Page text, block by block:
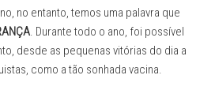
no entanto, temos uma palavra que
. Durante todo o ano, foi possível
desde as pequenas vitórias do dia a
como a tão sonhada vacina.